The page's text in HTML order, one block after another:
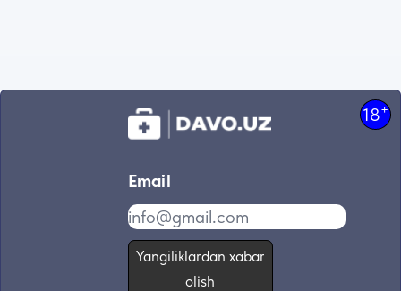
18+
Email
Yangiliklardan xabar
olish